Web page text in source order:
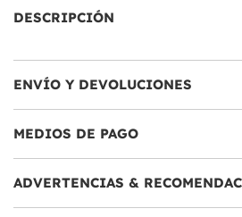
DESCRIPCIÓN
ENVÍO Y DEVOLUCIONES
MEDIOS DE PAGO
ADVERTENCIAS &